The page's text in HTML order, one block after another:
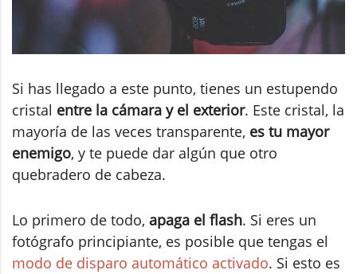
Si has llegado a este punto, tienes un estupendo
cristal entre la cámara y el exterior. Este cristal, la
mayoría de las veces transparente, es tu mayor
enemigo, y te puede dar algún que otro
quebradero de cabeza.
Lo primero de todo, apaga el flash. Si eres un
fotógrafo principiante, es posible que tengas el
modo de disparo automático activado. Si esto es